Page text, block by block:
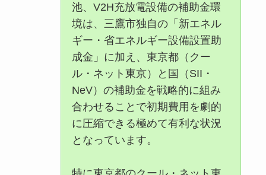
池、V2H充放電設備の補助金環
境は、三鷹市独自の「新エネル
ギー・省エネルギー設備設置助
成金」に加え、東京都（クー
ル・ネット東京）と国（SII・
NeV）の補助金を戦略的に組み
合わせることで初期費用を劇的
に圧縮できる極めて有利な状況
となっています。